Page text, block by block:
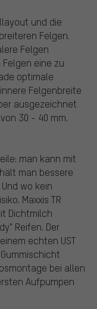
und die
Felgen.
Felgen
eine zu
optimale
Felgenbreite
ausgezeichnet
30 - 40 mm.
man kann mit
man bessere
wo kein
Maxxis TR
Dichtmilch
Reifen. Der
echten UST
bei allen
Aufpumpen